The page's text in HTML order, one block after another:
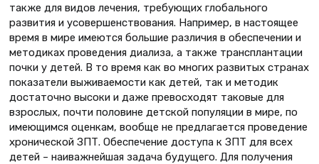
также для видов лечения, требующих глобального
развития и усовершенствования. Например, в настоящее
время в мире имеются большие различия в обеспечении и
методиках проведения диализа, а также трансплантации
почки у детей. В то время как во многих развитых странах
показатели выживаемости как детей, так и методик
достаточно высоки и даже превосходят таковые для
взрослых, почти половине детской популяции в мире, по
имеющимся оценкам, вообще не предлагается проведение
хронической ЗПТ. Обеспечение доступа к ЗПТ для всех
детей – наиважнейшая задача будущего. Для получения